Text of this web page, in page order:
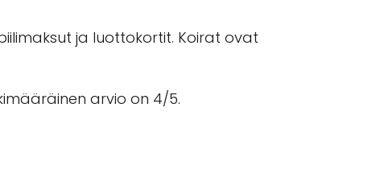
ja luottokortit. Koirat ovat
arvio on 4/5.